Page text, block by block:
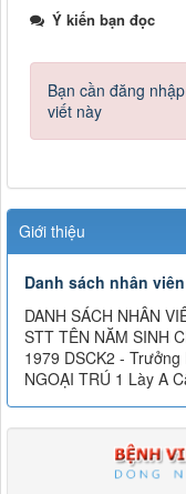
Ý kiến bạn đọc
Bạn cần đăng
viết này
Giới thiệu
Danh sách nhân viên
DANH SÁCH NHÂN
STT TÊN NĂM SINH
1979 DSCK2 - Trưởng
NGOẠI TRÚ 1 Lày A